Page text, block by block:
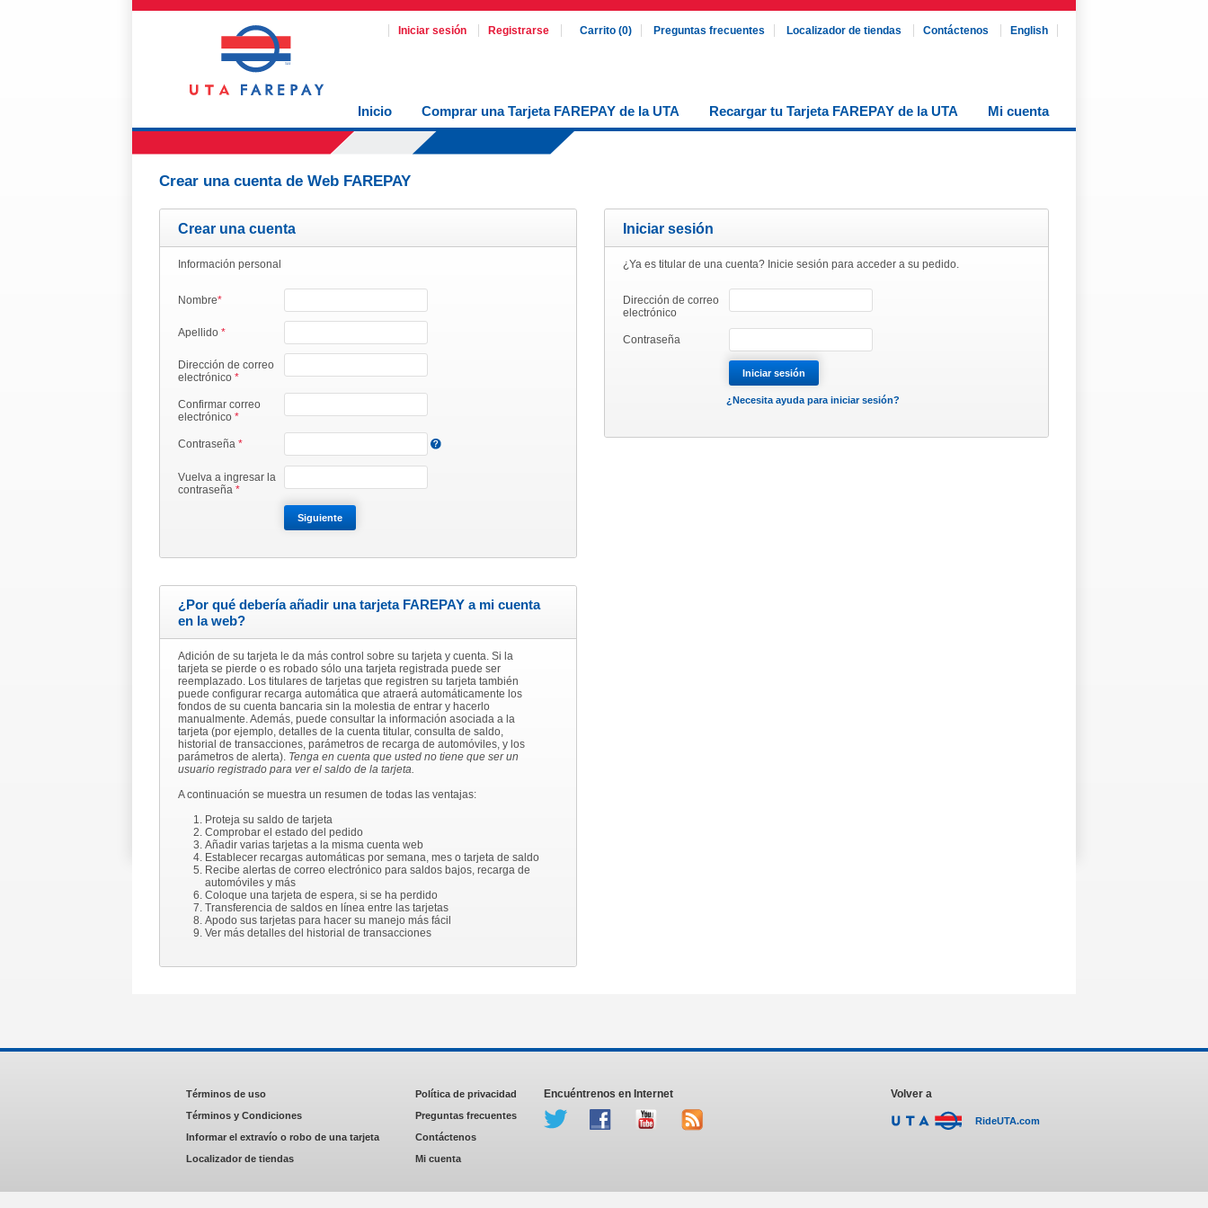
Iniciar sesión Registrarse Carrito (0) Preguntas frecuentes Localizador de tiendas Contáctenos English
Inicio Comprar una Tarjeta FAREPAY de la UTA Recargar tu Tarjeta FAREPAY de la UTA Mi cuenta
Crear una cuenta de Web FAREPAY
Crear una cuenta
Información personal
Nombre*
Apellido *
Dirección de correo
electrónico *
Confirmar correo
electrónico *
Contraseña *
Vuelva a ingresar la
contraseña *
¿Por qué debería añadir una tarjeta FAREPAY a mi cuenta
en la web?
Adición de su tarjeta le da más control sobre su tarjeta y cuenta. Si la
tarjeta se pierde o es robado sólo una tarjeta registrada puede ser
reemplazado. Los titulares de tarjetas que registren su tarjeta también
puede configurar recarga automática que atraerá automáticamente los
fondos de su cuenta bancaria sin la molestia de entrar y hacerlo
manualmente. Además, puede consultar la información asociada a la
tarjeta (por ejemplo, detalles de la cuenta titular, consulta de saldo,
historial de transacciones, parámetros de recarga de automóviles, y los
parámetros de alerta). Tenga en cuenta que usted no tiene que ser un
usuario registrado para ver el saldo de la tarjeta.
A continuación se muestra un resumen de todas las ventajas:
Proteja su saldo de tarjeta
Comprobar el estado del pedido
Añadir varias tarjetas a la misma cuenta web
Establecer recargas automáticas por semana, mes o tarjeta de saldo
Recibe alertas de correo electrónico para saldos bajos, recarga de
automóviles y más
Coloque una tarjeta de espera, si se ha perdido
Transferencia de saldos en línea entre las tarjetas
Apodo sus tarjetas para hacer su manejo más fácil
Ver más detalles del historial de transacciones
Iniciar sesión
¿Ya es titular de una cuenta? Inicie sesión para acceder a su pedido.
Dirección de correo
electrónico
Contraseña
¿Necesita ayuda para iniciar sesión?
Términos de uso
Términos y Condiciones
Informar el extravío o robo de una tarjeta
Localizador de tiendas
Política de privacidad
Preguntas frecuentes
Contáctenos
Mi cuenta
Encuéntrenos en Internet Volver a
RideUTA.com